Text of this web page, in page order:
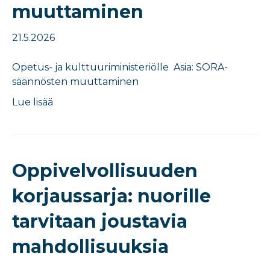
muuttaminen​
21.5.2026
​​Opetus- ja kulttuuriministeriö​lle Asia: ​SORA-
säännösten muuttaminen​
Lue lisää
Oppivelvollisuuden
korjaussarja: nuorille
tarvitaan joustavia
mahdollisuuksia